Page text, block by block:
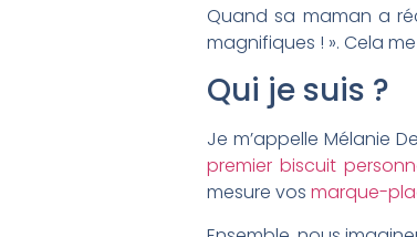
Quand sa maman a
magnifiques ! ». Cela
Qui je suis ?
Je m’appelle Mélanie
premier biscuit
mesure vos marque-